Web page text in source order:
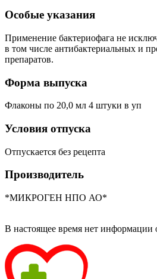
Особые указания
Применение бактериофага не
в том числе антибактериальных и
препаратов.
Форма выпуска
Флаконы по 20,0 мл 4 штуки в уп
Условия отпуска
Отпускается без рецепта
Производитель
*МИКРОГЕН НПО АО*
В настоящее время нет информации